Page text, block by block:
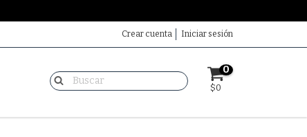
Crear cuenta Iniciar sesión
0
$0